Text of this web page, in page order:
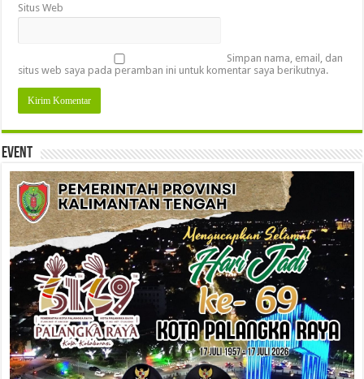
Situs Web
Simpan nama, email, dan
situs web saya pada peramban ini untuk komentar saya berikutnya.
Event